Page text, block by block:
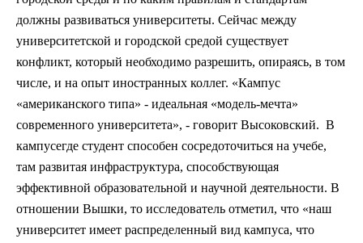
должны развиваться университеты. Сейчас между
университетской и городской средой существует
конфликт, который необходимо разрешить, опираясь, в том
числе, и на опыт иностранных коллег. «Кампус
«американского типа» - идеальная «модель-мечта»
современного университета», - говорит Высоковский. В
кампусегде студент способен сосредоточиться на учебе,
там развитая инфраструктура, способствующая
эффективной образовательной и научной деятельности. В
отношении Вышки, то исследователь отметил, что «наш
университет имеет распределенный вид кампуса, что